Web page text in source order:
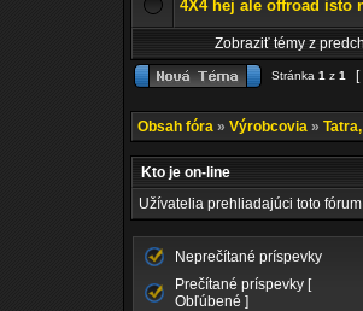
4X4 hej ale offroad isto
Zobraziť témy z
Stránka 1 z 1
Obsah fóra » Výrobcovia »
Kto je on-line
Užívatelia prehliadajúci toto
Neprečítané príspevky
Prečítané príspevky [
Obľúbené ]